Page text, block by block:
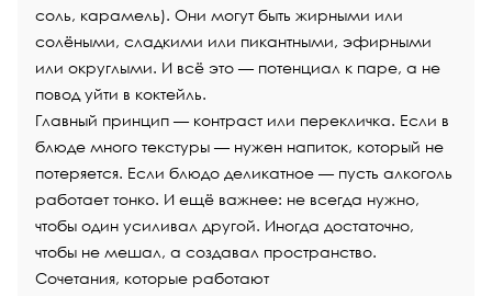
соль, карамель). Они могут быть жирными или
солёными, сладкими или пикантными, эфирными
или округлыми. И всё это — потенциал к паре, а не
повод уйти в коктейль.
Главный принцип — контраст или перекличка. Если в
блюде много текстуры — нужен напиток, который не
потеряется. Если блюдо деликатное — пусть алкоголь
работает тонко. И ещё важнее: не всегда нужно,
чтобы один усиливал другой. Иногда достаточно,
чтобы не мешал, а создавал пространство.
Сочетания, которые работают